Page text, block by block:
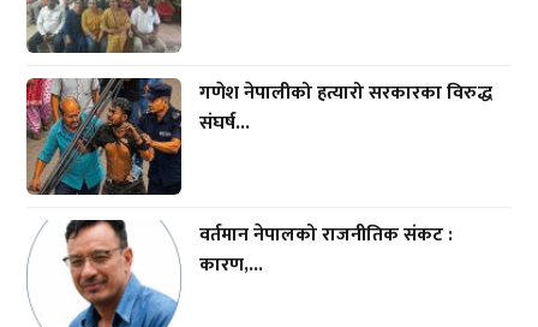
गणेश नेपालीको हत्यारो सरकारका विरुद्ध
संघर्ष...
वर्तमान नेपालको राजनीतिक संकट :
कारण,...